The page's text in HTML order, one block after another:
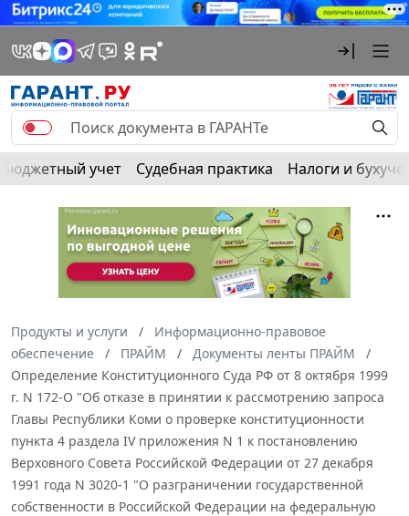
Бюджетный учет Судебная практика Налоги и
Продукты и услуги
Информационно-правовое
обеспечение
ПРАЙМ
Документы ленты ПРАЙМ
Определение Конституционного Суда РФ от 8 октября 1999
г. N 172-О "Об отказе в принятии к рассмотрению запроса
Главы Республики Коми о проверке конституционности
пункта 4 раздела IV приложения N 1 к постановлению
Верховного Совета Российской Федерации от 27 декабря
1991 года N 3020-1 "О разграничении государственной
собственности в Российской Федерации на федеральную